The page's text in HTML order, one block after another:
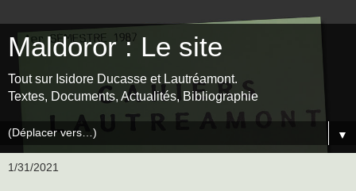
Maldoror : Le site
Tout sur Isidore Ducasse et Lautréamont.
Textes, Documents, Actualités, Bibliographie
▼
1/31/2021